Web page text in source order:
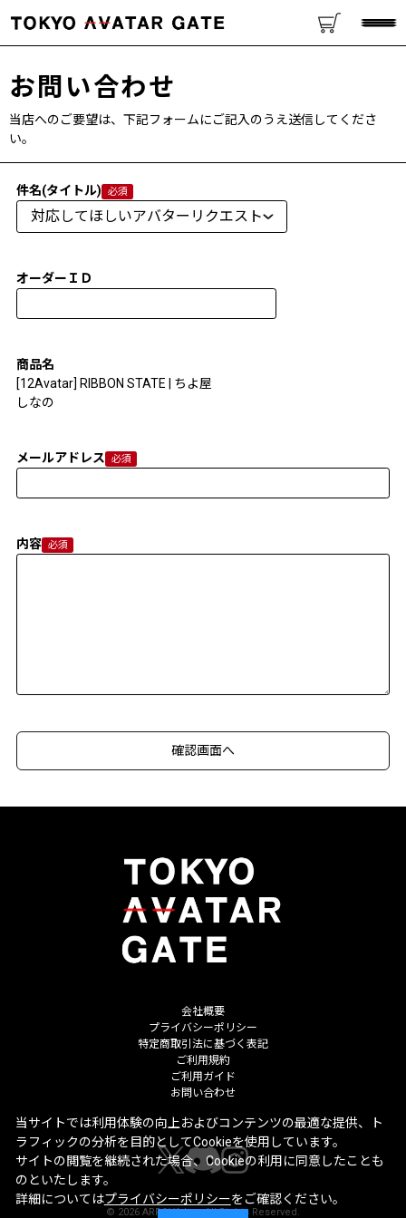
お問い合わせ
当店へのご要望は、下記フォームにご記入のうえ送信してくださ
い。
件名(タイトル)
オーダーＩＤ
商品名
[12Avatar] RIBBON STATE | ちよ屋
しなの
メールアドレス
内容
会社概要
プライバシーポリシー
特定商取引法に基づく表記
ご利用規約
ご利用ガイド
お問い合わせ
© 2026 ARROVA Inc. All Rights Reserved.
当サイトでは利用体験の向上およびコンテンツの最適な提供、ト
ラフィックの分析を目的としてCookieを使用しています。
サイトの閲覧を継続された場合、Cookieの利用に同意したことも
のといたします。
詳細についてはプライバシーポリシーをご確認ください。